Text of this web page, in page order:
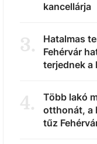
kancellárja
3.
Hatalmas
Fehérvár
terjednek a
4.
Több lakó
otthonát, a
tűz